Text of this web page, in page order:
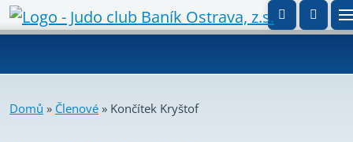
Domů » Členové » Končítek Kryštof